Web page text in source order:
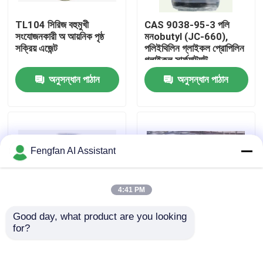
আমাদের সম্পর্কে
কারখানা পরিদর্শন
আমাদের সাথে যোগাযোগ করুন
একটি উদ্ধৃতি অনুরোধ করুন
TL104 সিরিজ বহুমুখী
সংযোজনকারী অ আয়নিক পৃষ্ঠ
সক্রিয় এজেন্ট
অনুসন্ধান পাঠান
CAS 9038-95-3 পলি
মনobutyl (JC-660),
পলিইথিলিন গ্লাইকল প্রোপিলিন
গ্লাইকল সার্ফ্যাক্ট্যান্ট
অনুসন্ধান পাঠান
কম ফোম ভেজানো এজেন্ট
Fengfan AI Assistant
4:41 PM
Good day, what product are you looking
for?